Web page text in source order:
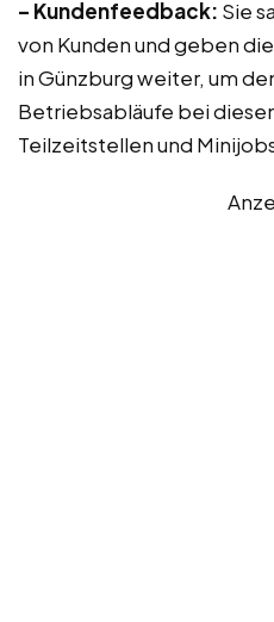
– Kundenfeedback: Sie
von Kunden und geben
in Günzburg weiter, um
Betriebsabläufe bei
Teilzeitstellen und